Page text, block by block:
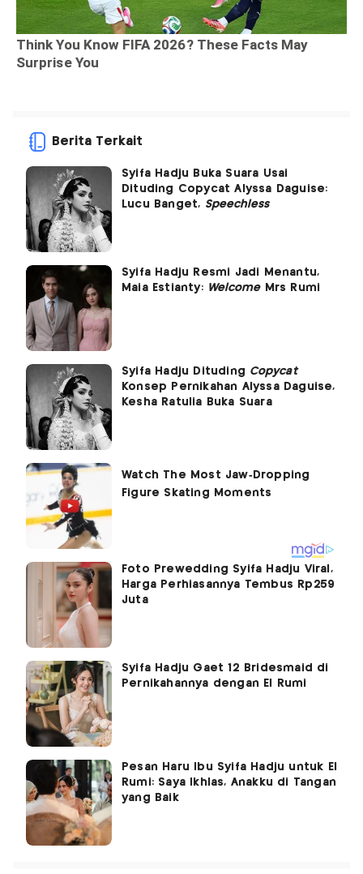
Berita Terkait
Syifa Hadju Buka Suara Usai
Dituding Copycat Alyssa Daguise:
Lucu Banget, Speechless
Syifa Hadju Resmi Jadi Menantu,
Maia Estianty:
WelcomeMrs Rumi
Syifa Hadju Dituding Copycat
Konsep Pernikahan Alyssa Daguise,
Kesha Ratulia Buka Suara
Foto Prewedding Syifa Hadju Viral,
Harga Perhiasannya Tembus Rp259
Juta
Syifa Hadju Gaet 12 Bridesmaid di
Pernikahannya dengan El Rumi
Pesan Haru Ibu Syifa Hadju untuk El
Rumi: Saya Ikhlas, Anakku di Tangan
yang Baik